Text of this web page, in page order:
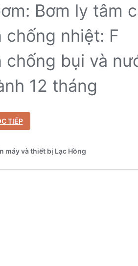
Bơm ly tâm
chống nhiệt: F
chống bụi và
12 tháng
TIẾP
máy và thiết bị Lạc Hồng